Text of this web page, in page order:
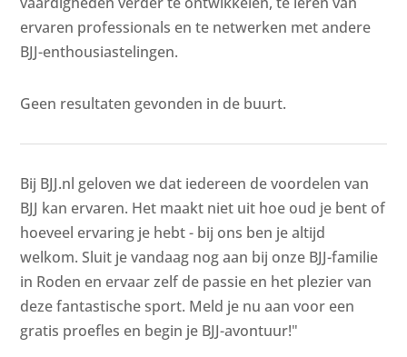
ervaren professionals en te netwerken met andere
BJJ-enthousiastelingen.
Geen resultaten gevonden in de buurt.
Bij BJJ.nl geloven we dat iedereen de voordelen van
BJJ kan ervaren. Het maakt niet uit hoe oud je bent of
hoeveel ervaring je hebt - bij ons ben je altijd
welkom. Sluit je vandaag nog aan bij onze BJJ-familie
in Roden en ervaar zelf de passie en het plezier van
deze fantastische sport. Meld je nu aan voor een
gratis proefles en begin je BJJ-avontuur!"